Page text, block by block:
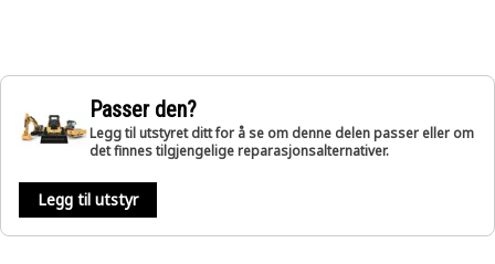
Passer den?
Legg til utstyret ditt for å se om denne delen passer eller om
det finnes tilgjengelige reparasjonsalternativer.
Legg til utstyr